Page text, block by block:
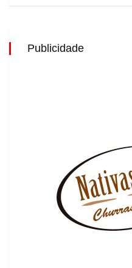
Publicidade